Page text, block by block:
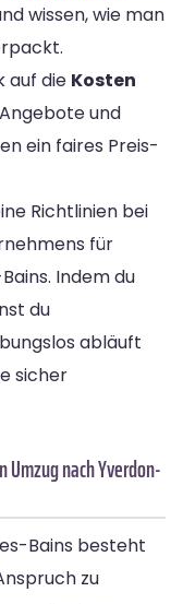
wissen, wie man
auf die Kosten
und
ein faires Preis-
Richtlinien bei
für
Indem du
du
abläuft
sicher
nach Yverdon-
Bains besteht
zu